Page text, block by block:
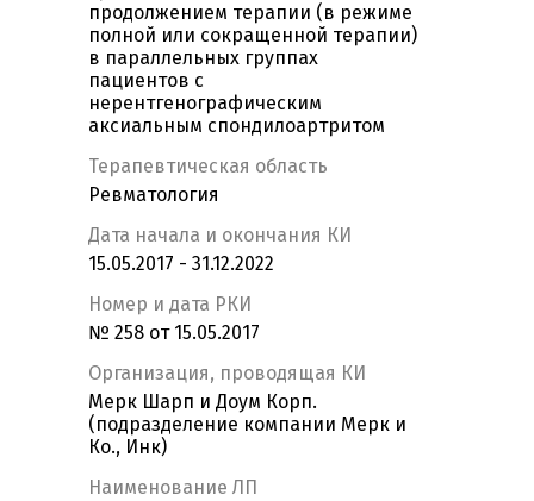
продолжением терапии (в режиме
полной или сокращенной терапии)
в параллельных группах
пациентов с
нерентгенографическим
аксиальным спондилоартритом
Терапевтическая область
Ревматология
Дата начала и окончания КИ
15.05.2017 - 31.12.2022
Номер и дата РКИ
№ 258 от 15.05.2017
Организация, проводящая КИ
Мерк Шарп и Доум Корп.
(подразделение компании Мерк и
Ко., Инк)
Наименование ЛП